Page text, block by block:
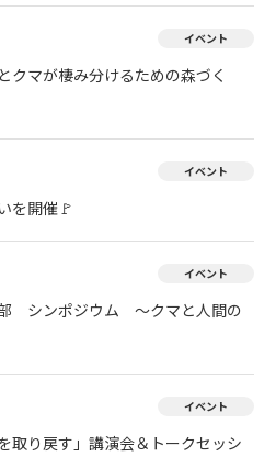
イベント
クマが棲み分けるための森づく
イベント
を開催🚩
イベント
部 シンポジウム ～クマと人間の
イベント
取り戻す」講演会＆トークセッシ